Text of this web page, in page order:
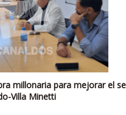
millonaria para mejorar el
Villa Minetti